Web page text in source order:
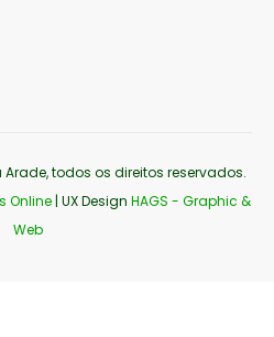
Arade, todos os direitos reservados.
Online | UX Design HAGS - Graphic &
Web